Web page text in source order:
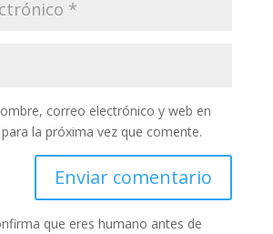
correo electrónico y web en
la próxima vez que comente.
que eres humano antes de